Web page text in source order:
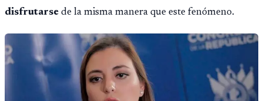
disfrutarse de la misma manera que este fenómeno.